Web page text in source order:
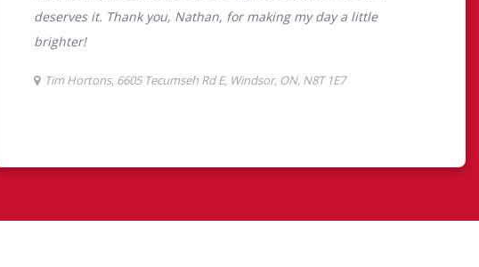
Camps de la
Tim Hortons